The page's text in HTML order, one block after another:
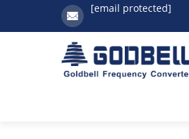
[email protected]